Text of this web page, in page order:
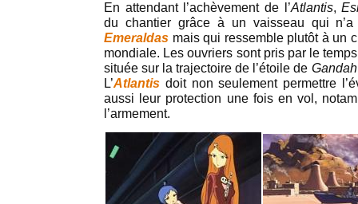
En attendant l’achèvement de l’Atlantis,
du chantier grâce à un vaisseau qui
Emeraldas mais qui ressemble plutôt à un
mondiale. Les ouvriers sont pris par le
située sur la trajectoire de l’étoile de Gandah
L’Atlantis doit non seulement permettre
aussi leur protection une fois en vol,
l’armement.